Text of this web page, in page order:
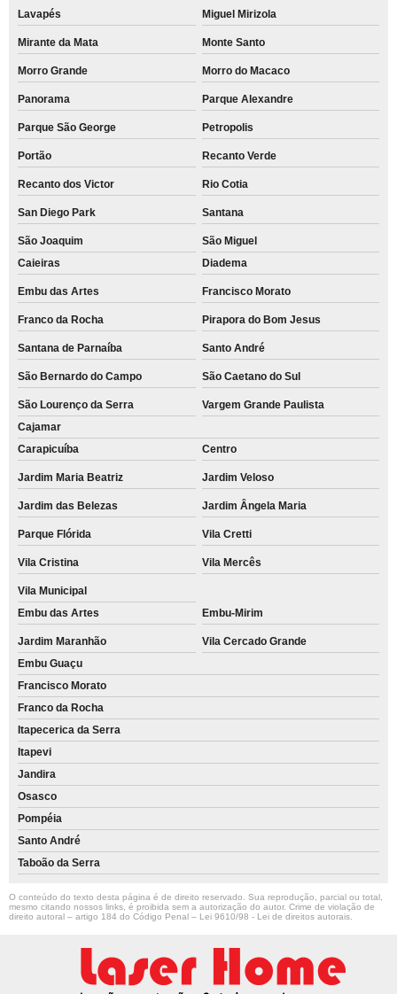
Lavapés Miguel Mirizola
Mirante da Mata Monte Santo
Morro Grande Morro do Macaco
Panorama Parque Alexandre
Parque São George Petropolis
Portão Recanto Verde
Recanto dos Victor Rio Cotia
San Diego Park Santana
São Joaquim
São Miguel
Caieiras
Diadema
Embu das Artes Francisco Morato
Franco da Rocha Pirapora do Bom Jesus
Santana de Parnaíba Santo André
São Bernardo do Campo São Caetano do Sul
São Lourenço da Serra
Vargem Grande Paulista
Cajamar
Carapicuíba
Centro
Jardim Maria Beatriz Jardim Veloso
Jardim das Belezas Jardim Ângela Maria
Parque Flórida Vila Cretti
Vila Cristina Vila Mercês
Vila Municipal
Embu das Artes
Embu-Mirim
Jardim Maranhão
Vila Cercado Grande
Embu Guaçu
Francisco Morato
Franco da Rocha
Itapecerica da Serra
Itapevi
Jandira
Osasco
Pompéia
Santo André
Taboão da Serra
O conteúdo do texto desta página é de direito reservado. Sua reprodução, parcial ou total,
mesmo citando nossos links, é proibida sem a autorização do autor. Crime de violação de
direito autoral – artigo 184 do Código Penal – Lei 9610/98 - Lei de direitos autorais